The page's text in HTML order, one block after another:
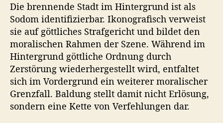
Die brennende Stadt im Hintergrund ist als
Sodom identifizierbar. Ikonografisch verweist
sie auf göttliches Strafgericht und bildet den
moralischen Rahmen der Szene. Während im
Hintergrund göttliche Ordnung durch
Zerstörung wiederhergestellt wird, entfaltet
sich im Vordergrund ein weiterer moralischer
Grenzfall. Baldung stellt damit nicht Erlösung,
sondern eine Kette von Verfehlungen dar.